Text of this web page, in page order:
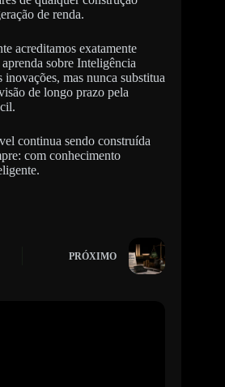
de renda.
acreditamos exatamente
sobre Inteligência
mas nunca substitua
de longo prazo pela
continua sendo construída
com conhecimento
PRÓXIMO